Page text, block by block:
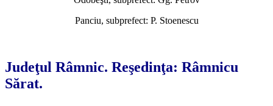
Panciu, subprefect: P. Stoenescu
Judeţul Râmnic. Reşedinţa: Râmnicu
Sărat.